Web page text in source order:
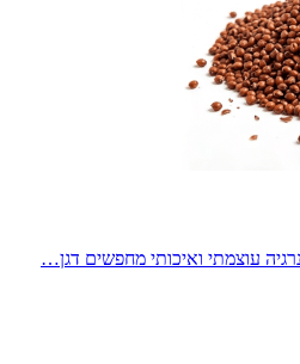
עוצמתי ואיכותי מחפשים דגן…